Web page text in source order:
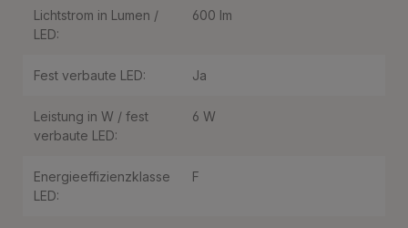
Lichtstrom in Lumen /
LED:
600 lm
Fest verbaute LED: Ja
Leistung in W / fest
verbaute LED:
6 W
Energieeffizienzklasse
LED:
F